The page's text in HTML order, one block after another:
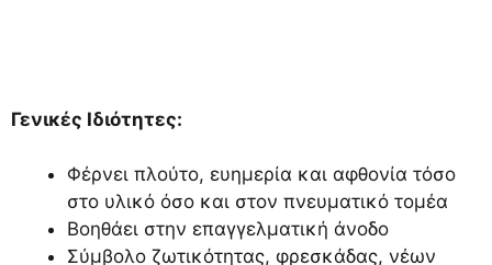
Γενικές Ιδιότητες:
Φέρνει πλούτο, ευημερία και αφθονία τόσο
στο υλικό όσο και στον πνευματικό τομέα
Βοηθάει στην επαγγελματική άνοδο
Σύμβολο ζωτικότητας, φρεσκάδας, νέων